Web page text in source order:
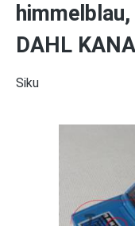
DAHL KANA
Siku